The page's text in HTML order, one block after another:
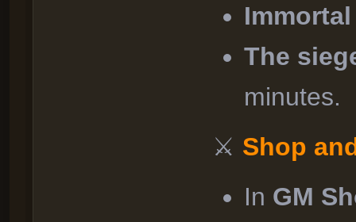
The
minutes.
⚔ Shop
In GM